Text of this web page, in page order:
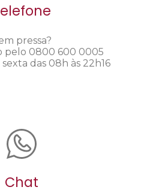
pressa?
pelo 0800 600 0005
das 08h às 22h16
Chat